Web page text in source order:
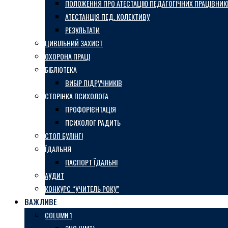
ПОЛОЖЕННЯ ПРО АТЕСТАЦІЮ ПЕДАГОГІЧНИХ
АТЕСТАНЦІЯ ПЕД. КОЛЕКТИВУ
РЕЗУЛЬТАТИ
ЦИВІЛЬНИЙ ЗАХИСТ
ОХОРОНА ПРАЦІ
БІБЛІОТЕКА
ВИБІР ПІДРУЧНИКІВ
СТОРІНКА ПСИХОЛОГА
ПРОФОРІЄНТАЦІЯ
ПСИХОЛОГ РАДИТЬ
СТОП БУЛІНГ!
ЇДАЛЬНЯ
ПАСПОРТ ЇДАЛЬНІ
АУДИТ
КОНКУРС “УЧИТЕЛЬ РОКУ”
ВАЖЛИВЕ
COLUMN 1